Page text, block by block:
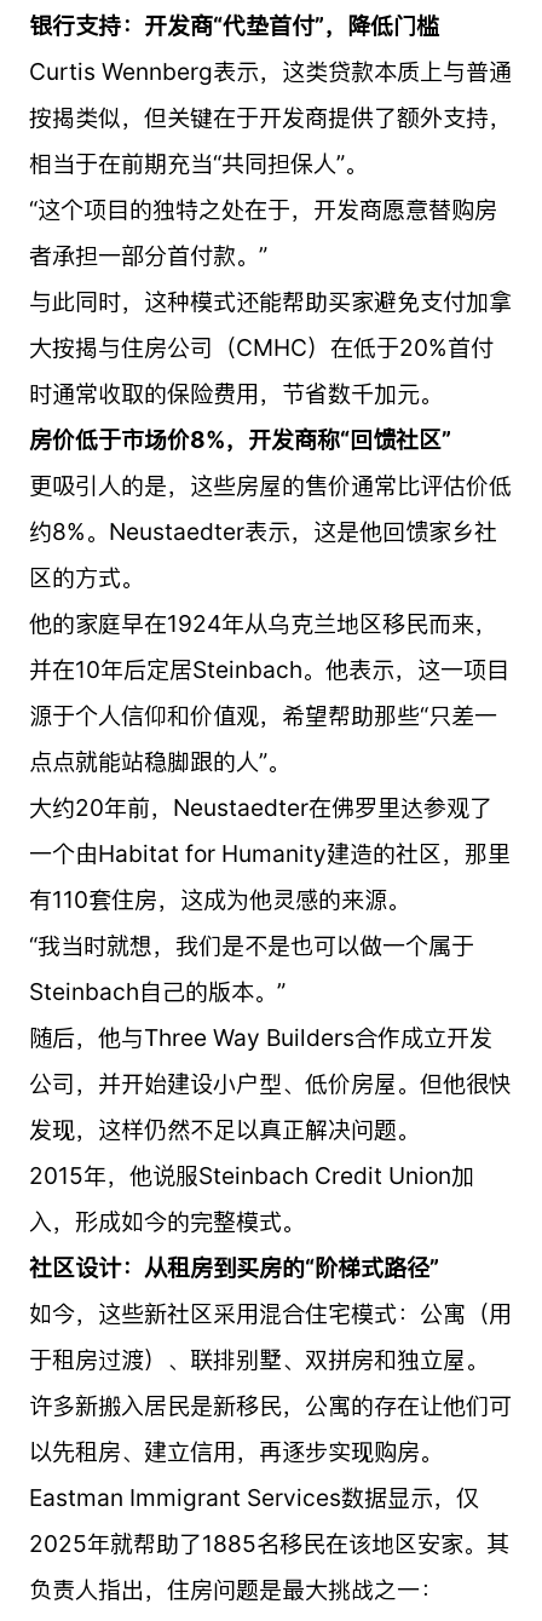
银行支持：开发商“代垫首付”，降低门槛
Curtis Wennberg表示，这类贷款本质上与普通
按揭类似，但关键在于开发商提供了额外支持，
相当于在前期充当“共同担保人”。
“这个项目的独特之处在于，开发商愿意替购房
者承担一部分首付款。”
与此同时，这种模式还能帮助买家避免支付加拿
大按揭与住房公司（CMHC）在低于20%首付
时通常收取的保险费用，节省数千加元。
房价低于市场价8%，开发商称“回馈社区”
更吸引人的是，这些房屋的售价通常比评估价低
约8%。Neustaedter表示，这是他回馈家乡社
区的方式。
他的家庭早在1924年从乌克兰地区移民而来，
并在10年后定居Steinbach。他表示，这一项目
源于个人信仰和价值观，希望帮助那些“只差一
点点就能站稳脚跟的人”。
大约20年前，Neustaedter在佛罗里达参观了
一个由Habitat for Humanity建造的社区，那里
有110套住房，这成为他灵感的来源。
“我当时就想，我们是不是也可以做一个属于
Steinbach自己的版本。”
随后，他与Three Way Builders合作成立开发
公司，并开始建设小户型、低价房屋。但他很快
发现，这样仍然不足以真正解决问题。
2015年，他说服Steinbach Credit Union加
入，形成如今的完整模式。
社区设计：从租房到买房的“阶梯式路径”
如今，这些新社区采用混合住宅模式：公寓（用
于租房过渡）、联排别墅、双拼房和独立屋。
许多新搬入居民是新移民，公寓的存在让他们可
以先租房、建立信用，再逐步实现购房。
Eastman Immigrant Services数据显示，仅
2025年就帮助了1885名移民在该地区安家。其
负责人指出，住房问题是最大挑战之一：